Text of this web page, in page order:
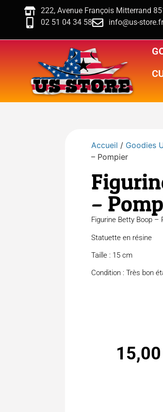
222, Avenue François Mitterrand
02 51 04 34 58
info@us-store.fr
Accueil / Goodies
– Pompier
–
Figurine Betty Boop –
Statuette en résine
Taille : 15 cm
Condition : Très bon
15,00